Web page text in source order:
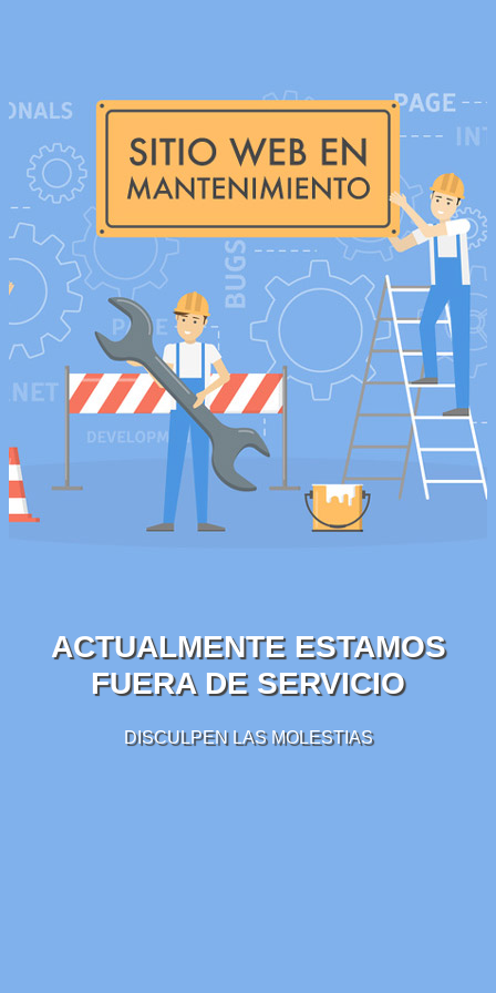
ACTUALMENTE ESTAMOS
FUERA DE SERVICIO
DISCULPEN LAS MOLESTIAS